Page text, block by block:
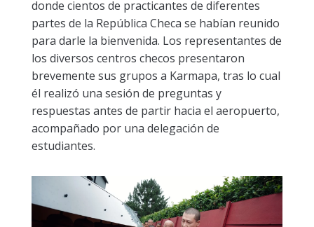
donde cientos de practicantes de diferentes
partes de la República Checa se habían reunido
para darle la bienvenida. Los representantes de
los diversos centros checos presentaron
brevemente sus grupos a Karmapa, tras lo cual
él realizó una sesión de preguntas y
respuestas antes de partir hacia el aeropuerto,
acompañado por una delegación de
estudiantes.